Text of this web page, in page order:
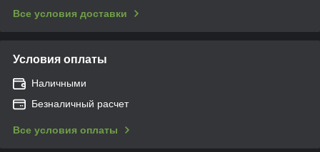
Все условия доставки
Условия оплаты
Наличными
Безналичный расчет
Все условия оплаты